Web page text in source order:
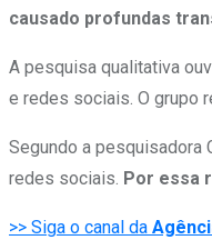
causado profundas
A pesquisa qualitativa
e redes sociais. O grupo
Segundo a pesquisadora
redes sociais. Por essa
>> Siga o canal da